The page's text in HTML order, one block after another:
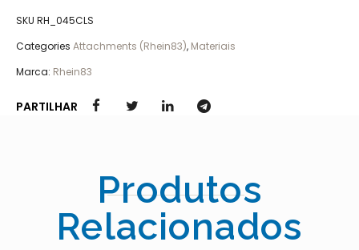
SKU RH_045CLS
Categories Attachments (Rhein83), Materiais
Marca: Rhein83
PARTILHAR
Produtos
Relacionados